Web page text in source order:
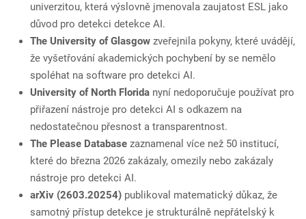
univerzitou, která výslovně jmenovala zaujatost ESL jako
důvod pro detekci detekce AI.
The University of Glasgow zveřejnila pokyny, které uvádějí,
že vyšetřování akademických pochybení by se nemělo
spoléhat na software pro detekci AI.
University of North Florida nyní nedoporučuje používat pro
přiřazení nástroje pro detekci AI s odkazem na
nedostatečnou přesnost a transparentnost.
The Please Database zaznamenal více než 50 institucí,
které do března 2026 zakázaly, omezily nebo zakázaly
nástroje pro detekci AI.
arXiv (2603.20254) publikoval matematický důkaz, že
samotný přístup detekce je strukturálně nepřátelský k